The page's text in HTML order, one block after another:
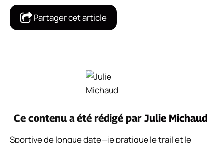
Partager cet article
Ce contenu a été rédigé par Julie Michaud
Sportive de longue date—je pratique le trail et le